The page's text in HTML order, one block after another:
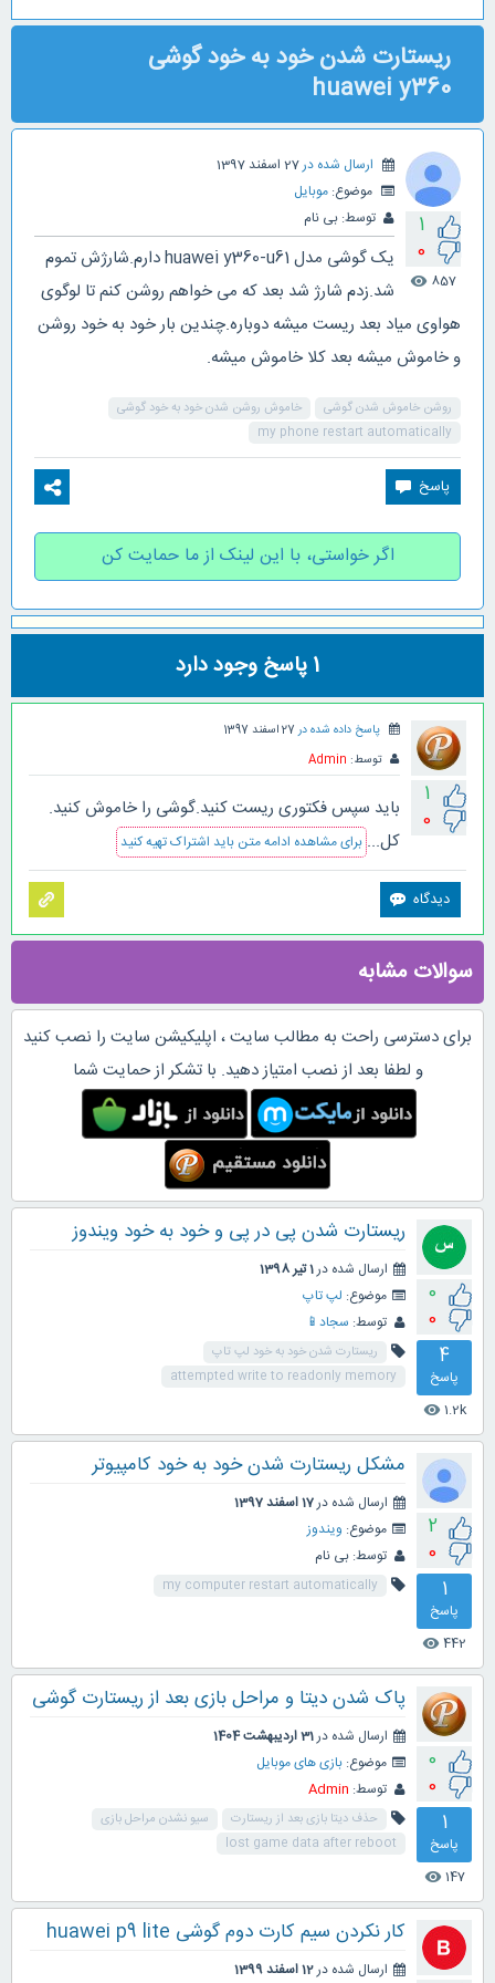
ریستارت شدن خود به خود گوشی
huawei y360
1
0
857
visibility
ارسال شده در27 اسفند 1397
موضوع: موبایل
توسط: بی نام
یک گوشی مدل huawei y360-u61 دارم.شارژش تموم
شد.زدم شارژ شد بعد که می خواهم روشن کنم تا لوگوی
هواوی میاد بعد ریست میشه دوباره.چندین بار خود به خود روشن
و خاموش میشه بعد کلا خاموش میشه.
روشن خاموش شدن گوشی
خاموش روشن شدن خود به خود گوشی
my phone restart automatically
اگر خواستی، با این لینک از ما حمایت کن
1پاسخ وجود دارد
1
0
پاسخ داده شده در 27 اسفند 1397
توسط: Admin
باید سپس فکتوری ریست کنید.گوشی را خاموش کنید.
کل... برای مشاهده ادامه متن باید اشتراک تهیه کنید
سوالات مشابه
برای دسترسی راحت به مطالب سایت ، اپلیکیشن سایت را نصب کنید
و لطفا بعد از نصب امتیاز دهید. با تشکر از حمایت شما
0
0
4
پاسخ
1.2k
visibility
ریستارت شدن پی در پی و خود به خود ویندوز
ارسال شده در1 تیر 1398
موضوع: لپ تاپ
توسط: سجاد📱
ریستارت شدن خود به خود لپ تاپ
attempted write to readonly memory
2
0
1
پاسخ
442
visibility
مشکل ریستارت شدن خود به خود کامپیوتر
ارسال شده در17 اسفند 1397
موضوع: ویندوز
توسط: بی نام
my computer restart automatically
0
0
1
پاسخ
147
visibility
پاک شدن دیتا و مراحل بازی بعد از ریستارت گوشی
ارسال شده در31 اردیبهشت 1404
موضوع: بازی های موبایل
توسط: Admin
حذف دیتا بازی بعد از ریستارت
سیو نشدن مراحل بازی
lost game data after reboot
کار نکردن سیم کارت دوم گوشی huawei p9 lite
ارسال شده در12 اسفند 1399